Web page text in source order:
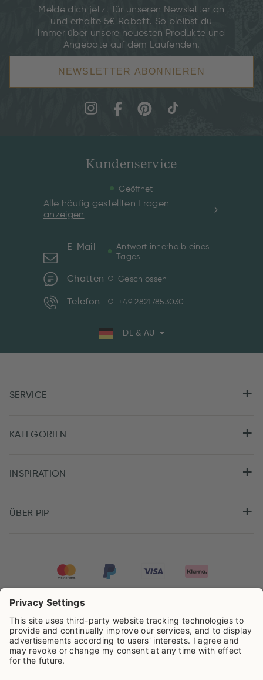
Melde dich jetzt für unseren Newsletter an
und erhalte 5€ Rabatt. So bleibst du
immer über unsere neuesten Produkte und
Angebote auf dem Laufenden.
NEWSLETTER ABONNIEREN
Kundenservice
Geöffnet
Alle häufig gestellten Fragen
anzeigen
E-Mail
Antwort innerhalb eines
Tages
Chatten Geschlossen
Telefon +49 28217853030
DE & AU
SERVICE
KATEGORIEN
INSPIRATION
ÜBER PIP